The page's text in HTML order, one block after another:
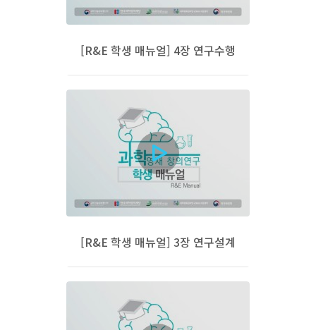
[R&E 학생 매뉴얼] 4장 연구수행
[R&E 학생 매뉴얼] 3장 연구설계